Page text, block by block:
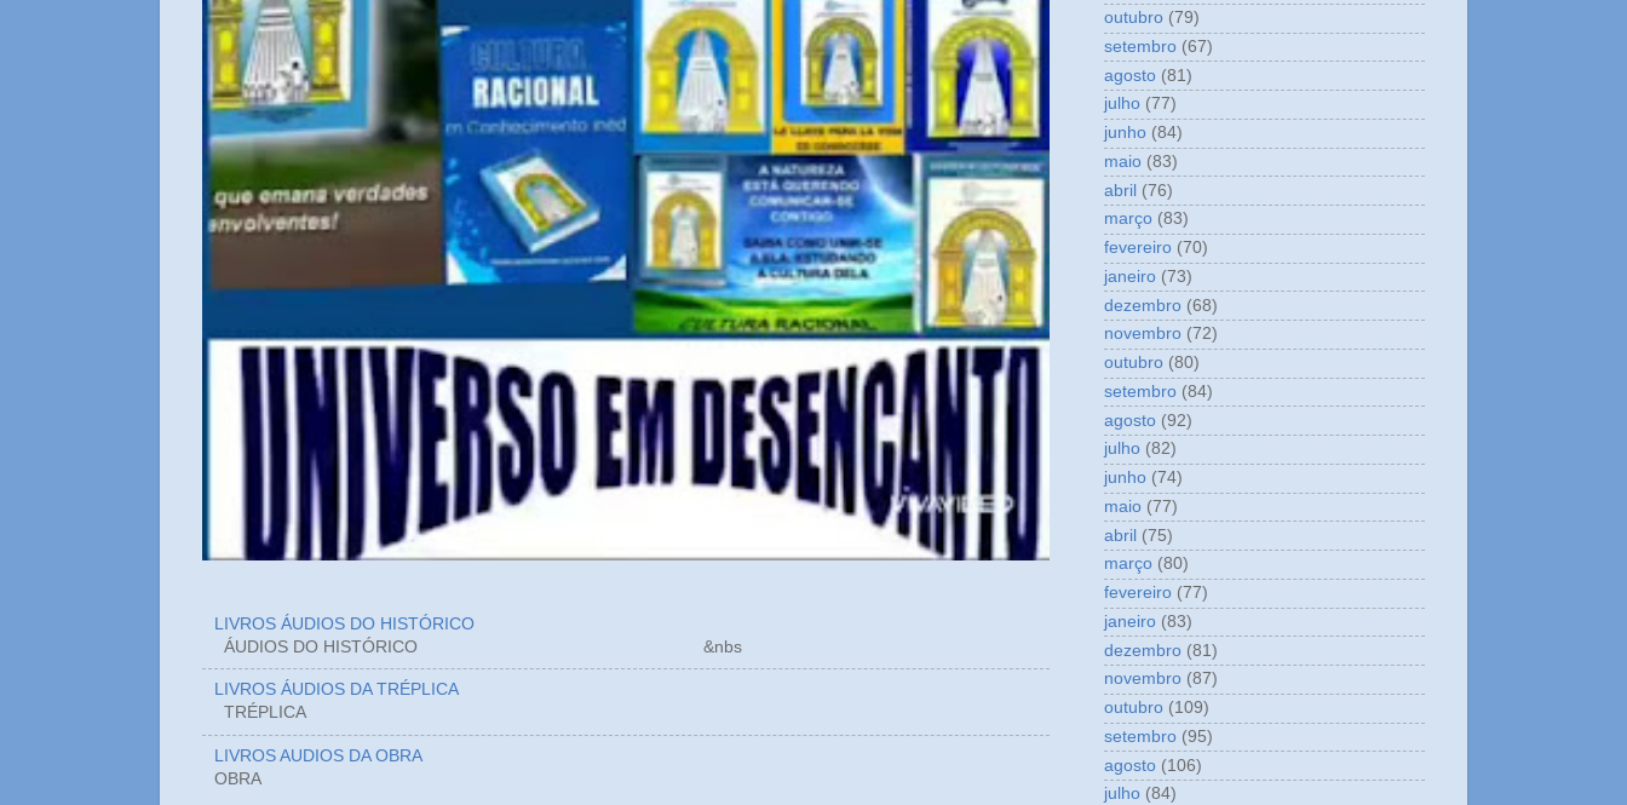
LIVROS ÁUDIOS DO HISTÓRICO
ÁUDIOS DO HISTÓRICO &nbs
LIVROS ÁUDIOS DA TRÉPLICA
TRÉPLICA
LIVROS AUDIOS DA OBRA
OBRA
outubro (79)
setembro (67)
agosto (81)
julho (77)
junho (84)
maio (83)
abril (76)
março (83)
fevereiro (70)
janeiro (73)
dezembro (68)
novembro (72)
outubro (80)
setembro (84)
agosto (92)
julho (82)
junho (74)
maio (77)
abril (75)
março (80)
fevereiro (77)
janeiro (83)
dezembro (81)
novembro (87)
outubro (109)
setembro (95)
agosto (106)
julho (84)